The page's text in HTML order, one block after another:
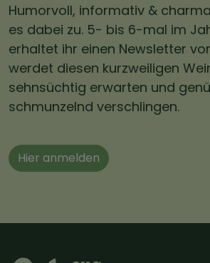
Humorvoll, informativ &
es dabei zu. 5- bis 6-mal im
erhaltet ihr einen Newsletter
werdet diesen kurzweiligen
sehnsüchtig erwarten und
schmunzelnd verschlingen.
Hier anmelden